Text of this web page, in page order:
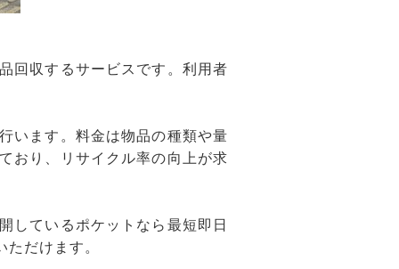
回収するサービスです。利用者
います。料金は物品の種類や量
おり、リサイクル率の向上が求
しているポケットなら最短即日
だけます。